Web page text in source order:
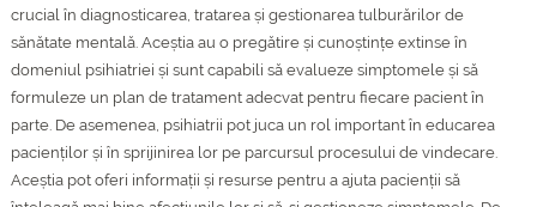
crucial în diagnosticarea, tratarea și gestionarea tulburărilor de
sănătate mentală. Aceștia au o pregătire și cunoștințe extinse în
domeniul psihiatriei și sunt capabili să evalueze simptomele și să
formuleze un plan de tratament adecvat pentru fiecare pacient în
parte. De asemenea, psihiatrii pot juca un rol important în educarea
pacienților și în sprijinirea lor pe parcursul procesului de vindecare.
Aceștia pot oferi informații și resurse pentru a ajuta pacienții să